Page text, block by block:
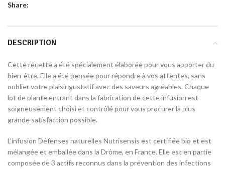
Share:
DESCRIPTION
Cette recette a été spécialement élaborée pour vous apporter du
bien-être. Elle a été pensée pour répondre à vos attentes, sans
oublier votre plaisir gustatif avec des saveurs agréables. Chaque
lot de plante entrant dans la fabrication de cette infusion est
soigneusement choisi et contrôlé pour vous procurer la plus
grande satisfaction possible.
L’infusion Défenses naturelles Nutrisensis est certifiée bio et est
mélangée et emballée dans la Drôme, en France. Elle est en partie
composée de 3 actifs reconnus dans la prévention des infections